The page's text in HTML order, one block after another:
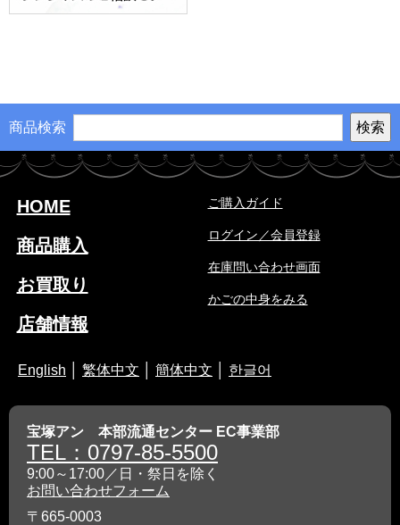
商品検索
HOME
商品購入
お買取り
店舗情報
ご購入ガイド
ログイン／会員登録
在庫問い合わせ画面
かごの中身をみる
English 繁体中文 簡体中文 한글어
宝塚アン 本部流通センター EC事業部
TEL：0797-85-5500
9:00～17:00／日・祭日を除く
お問い合わせフォーム
〒665-0003